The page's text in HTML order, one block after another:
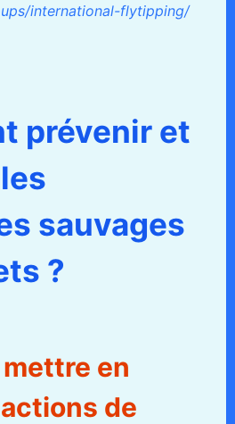
international-flytipping/
prévenir et
sauvages
?
en
de